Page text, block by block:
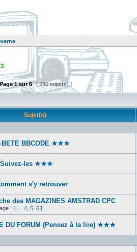
1sur6 [ 280 sujet(s) ]
Sujet(s)
BBCODE ★★★
les ★★★
s'y retrouver‎
des MAGAZINES AMSTRAD CPC
: 1 4 5 6 ]
DU FORUM (Pensez à la lire) ★★★